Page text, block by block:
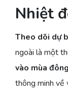
Nhiệt
Theo dõi dự
ngoài là một
vào mùa đông
thông minh về